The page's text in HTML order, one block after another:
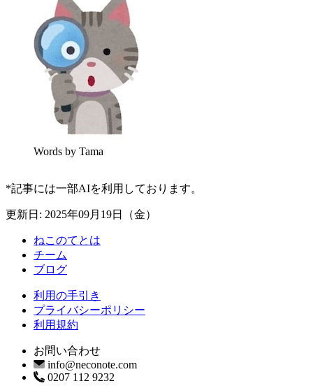
Words by Tama
*記事には一部AIを利用しております。
更新日: 2025年09月19日（金）
ねこのてとは
チーム
ブログ
利用の手引き
プライバシーポリシー
利用規約
お問い合わせ
info@neconote.com
0207 112 9232